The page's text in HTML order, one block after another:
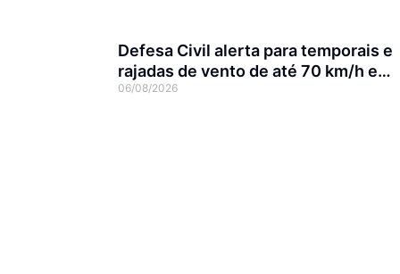
Defesa Civil alerta para temporais e
rajadas de vento de até 70 km/h em
Joinville
06/08/2026